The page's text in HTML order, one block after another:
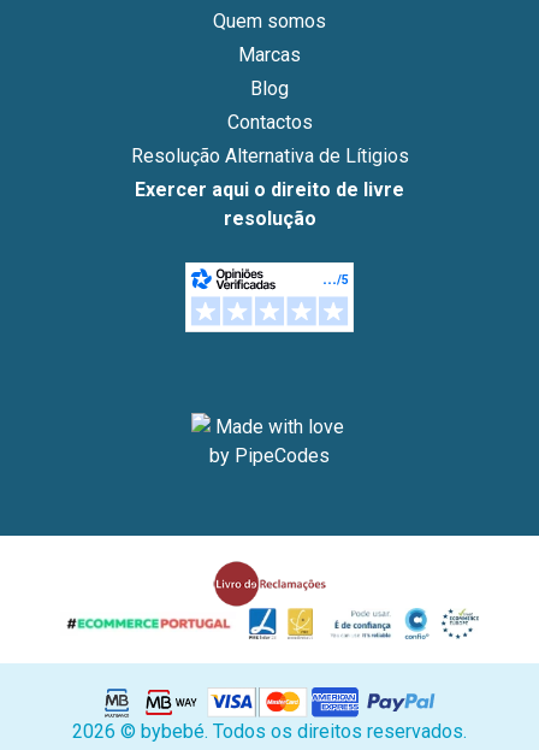
Quem somos
Marcas
Blog
Contactos
Resolução Alternativa de Lítigios
Exercer aqui o direito de livre
resolução
2026 © bybebé. Todos os direitos reservados.